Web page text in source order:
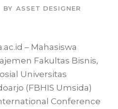
BY ASSET DESIGNER
– Mahasiswa
Fakultas Bisnis,
Universitas
(FBHIS Umsida)
Conference